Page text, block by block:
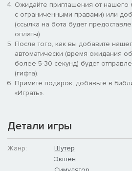
Возможность принять участие
сражениях Второй мировой войны
Carentan и Foy) — основа Hell Let
достоверные техника, оружие и
до мелочей, и столь же жестокие и
и в то время. Все битвы проходят
в соответствии с настоящими
боевых действий, воссозданных до
Engine 4 с помощью архивных
съемки и изображений со спутников.
Основная задача в Hell Let Loose —
лидеров по количеству убитых
в команде. Взаимодействие с
Ожидайте приглашения от нашего
с ограниченными правами) или
(ссылка на бота будет
оплаты).
После того, как вы добавите
автоматически (время ожидания
более 5-30 секунд) будет
(гифта).
Примите подарок, добавьте в
«Играть».
Детали игры
Жанр:
Шутер
Экшен